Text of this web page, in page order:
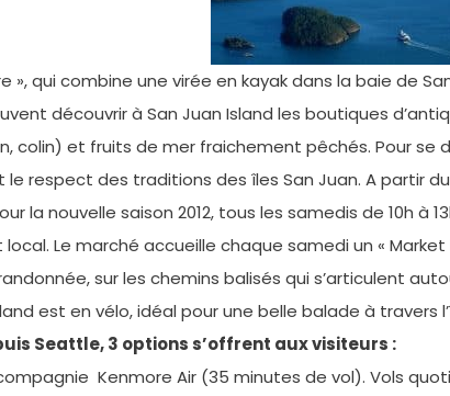
», qui combine une virée en kayak dans la baie de
découvrir à San Juan Island les boutiques
colin) et fruits de mer fraichement pêchés. Pour se
respect des traditions des îles San Juan. A partir
la nouvelle saison 2012, tous les samedis de 10h
Le marché accueille chaque samedi un «
sur les chemins balisés qui s’articulent
est en vélo, idéal pour une belle balade à travers
Seattle, 3 options s’offrent aux visiteurs :
Kenmore Air (35 minutes de vol). Vols